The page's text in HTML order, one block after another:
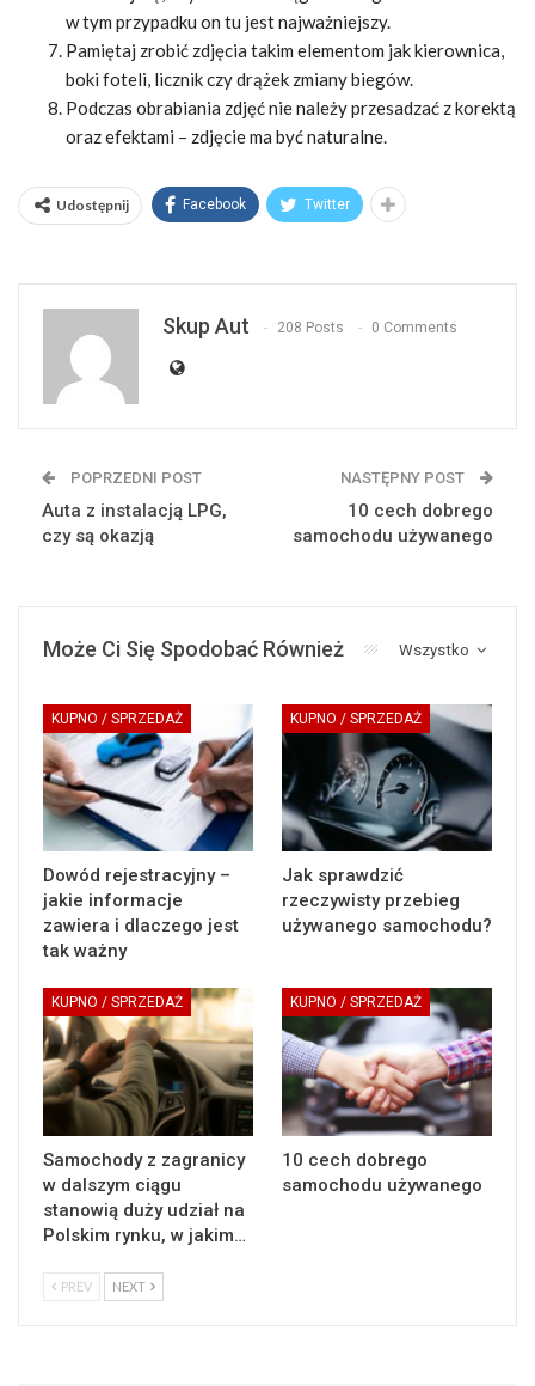
w tym przypadku on tu jest najważniejszy.
Pamiętaj zrobić zdjęcia takim elementom jak kierownica,
boki foteli, licznik czy drążek zmiany biegów.
Podczas obrabiania zdjęć nie należy przesadzać z korektą
oraz efektami – zdjęcie ma być naturalne.
Udostępnij Facebook Twitter
Skup Aut 208 Posts 0 Comments
POPRZEDNI POST
Auta z instalacją LPG,
czy są okazją
NASTĘPNY POST
10 cech dobrego
samochodu używanego
Wszystko
Może Ci Się Spodobać Również
KUPNO / SPRZEDAŻ
Dowód rejestracyjny –
jakie informacje
zawiera i dlaczego jest
tak ważny
KUPNO / SPRZEDAŻ
Jak sprawdzić
rzeczywisty przebieg
używanego samochodu?
KUPNO / SPRZEDAŻ
Samochody z zagranicy
w dalszym ciągu
stanowią duży udział na
Polskim rynku, w jakim…
KUPNO / SPRZEDAŻ
10 cech dobrego
samochodu używanego
PREV NEXT